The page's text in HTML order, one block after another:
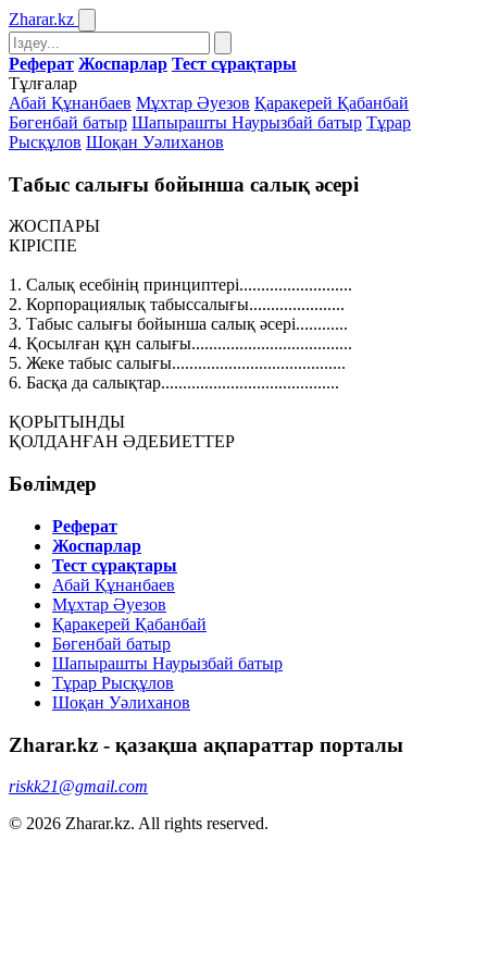
Zharar.kz
Реферат Жоспарлар Тест сұрақтары
Тұлғалар
Абай Құнанбаев Мұхтар Әуезов Қаракерей Қабанбай
Бөгенбай батыр Шапырашты Наурызбай батыр Тұрар
Рысқұлов Шоқан Уәлиханов
Табыс салығы бойынша салық әсері
ЖОСПАРЫ
КІРІСПЕ
1. Салық есебінің принциптері..........................
2. Корпорациялық табыссалығы......................
3. Табыс салығы бойынша салық әсері............
4. Қосылған құн салығы.....................................
5. Жеке табыс салығы........................................
6. Басқа да салықтар.........................................
ҚОРЫТЫНДЫ
ҚОЛДАНҒАН ӘДЕБИЕТТЕР
Бөлімдер
Реферат
Жоспарлар
Тест сұрақтары
Абай Құнанбаев
Мұхтар Әуезов
Қаракерей Қабанбай
Бөгенбай батыр
Шапырашты Наурызбай батыр
Тұрар Рысқұлов
Шоқан Уәлиханов
Zharar.kz - қазақша ақпараттар порталы
riskk21@gmail.com
© 2026 Zharar.kz. All rights reserved.